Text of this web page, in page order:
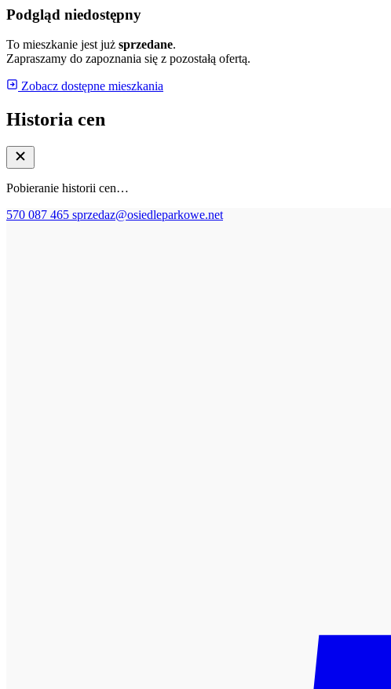
Podgląd niedostępny
To mieszkanie jest już sprzedane.
Zapraszamy do zapoznania się z pozostałą ofertą.
Zobacz dostępne mieszkania
Historia cen
Pobieranie historii cen…
570 087 465 sprzedaz@osiedleparkowe.net